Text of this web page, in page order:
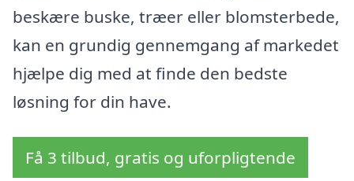
beskære buske, træer eller blomsterbede,
kan en grundig gennemgang af markedet
hjælpe dig med at finde den bedste
løsning for din have.
Få 3 tilbud, gratis og uforpligtende